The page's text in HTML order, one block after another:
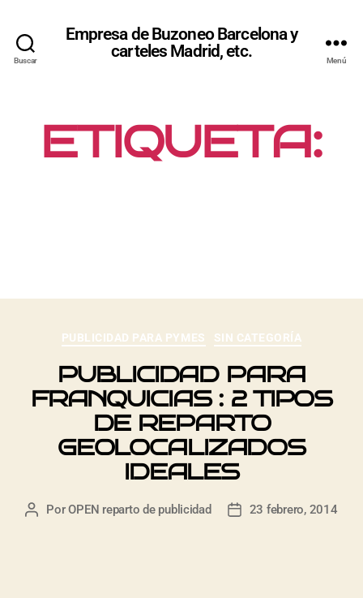
Buscar
Empresa de Buzoneo Barcelona y
carteles Madrid, etc.
Menú
ETIQUETA:
PUBLICIDAD PARA PYMES SIN CATEGORÍA
PUBLICIDAD PARA
FRANQUICIAS : 2 TIPOS
DE REPARTO
GEOLOCALIZADOS
IDEALES
PorOPEN reparto de publicidad 23 febrero, 2014